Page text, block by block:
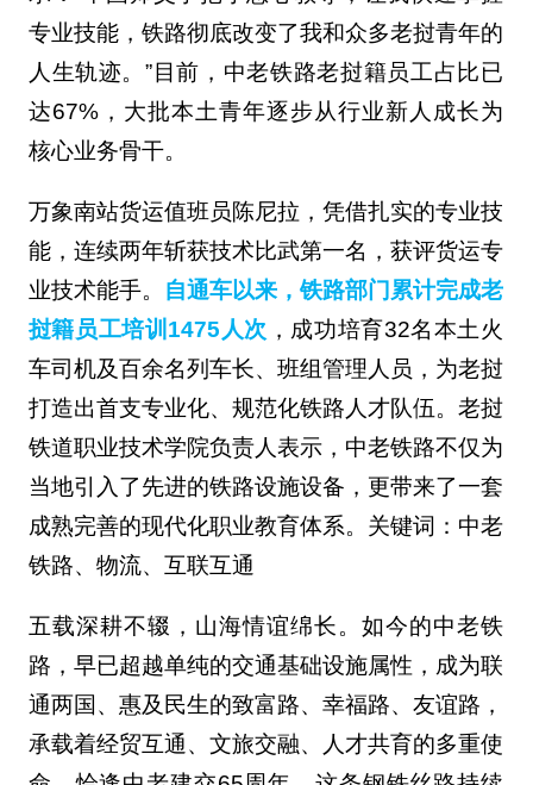
专业技能，铁路彻底改变了我和众多老挝青年的
人生轨迹。”目前，中老铁路老挝籍员工占比已
达67%，大批本土青年逐步从行业新人成长为
核心业务骨干。
万象南站货运值班员陈尼拉，凭借扎实的专业技
能，连续两年斩获技术比武第一名，获评货运专
业技术能手。
自通车以来，铁路部门累计完成老
挝籍员工培训1475人次 ，成功培育32名本土火
车司机及百余名列车长、班组管理人员，为老挝
打造出首支专业化、规范化铁路人才队伍。老挝
铁道职业技术学院负责人表示，中老铁路不仅为
当地引入了先进的铁路设施设备，更带来了一套
成熟完善的现代化职业教育体系。关键词：中老
铁路、物流、互联互通
五载深耕不辍，山海情谊绵长。如今的中老铁
路，早已超越单纯的交通基础设施属性，成为联
通两国、惠及民生的致富路、幸福路、友谊路，
承载着经贸互通、文旅交融、人才共育的多重使